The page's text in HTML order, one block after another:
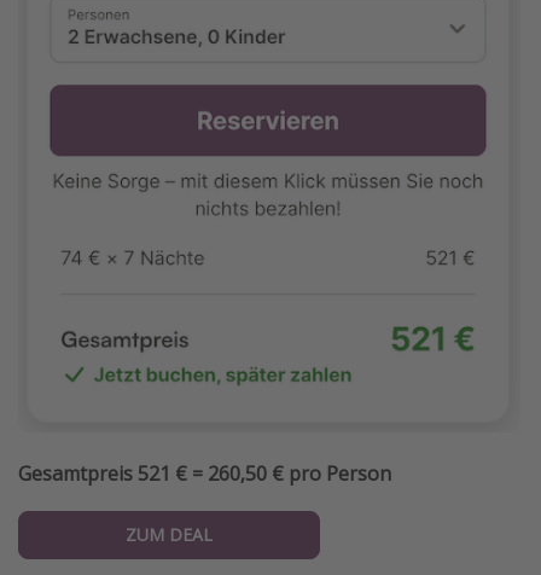
Gesamtpreis 521 € = 260,50 € pro Person
ZUM DEAL